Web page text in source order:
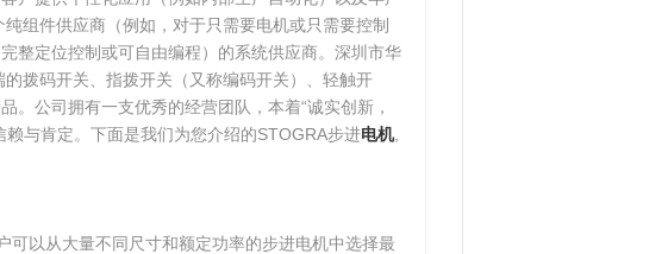
组件供应商（例如，对于只需要电机或只需要控制
整定位控制或可自由编程）的系统供应商。深圳市华
拨码开关、指拨开关（又称编码开关）、轻触开
。公司拥有一支优秀的经营团队，本着“诚实创新，
与肯定。下面是我们为您介绍的STOGRA步进电机,
可以从大量不同尺寸和额定功率的步进电机中选择最